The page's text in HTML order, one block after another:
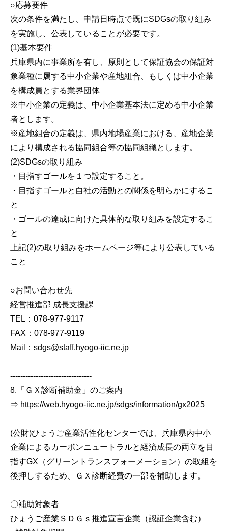
○応募要件
次の条件を満たし、申請日時点で既にSDGsの取り組み
を実施し、公表していることが必要です。
(1)基本要件
兵庫県内に事業所を有し、原則として保証協会の保証対
象業種に属する中小企業や産地組合、もしくは中小企業
を構成員とする業界団体
※中小企業の定義は、中小企業基本法に定める中小企業
者とします。
※産地組合の定義は、県内地場産業における、産地企業
により構成される協同組合等の協同組織とします。
(2)SDGsの取り組み
・目指すゴールを１つ設定すること。
・目指すゴールと自社の活動との関係を明らかにするこ
と
・ゴールの達成に向けた具体的な取り組みを設定するこ
と
上記(2)の取り組みをホームページ等により公表している
こと
○お問い合わせ先
経営推進部 成長支援課
TEL：078-977-9117
FAX：078-977-9119
Mail：sdgs@staff.hyogo-iic.ne.jp
--------------------------------
8.「ＧＸ診断補助金」のご案内
⇒ https://web.hyogo-iic.ne.jp/sdgs/information/gx2025
(公財)ひょうご産業活性化センターでは、兵庫県内中小
企業によるカーボンニュートラルと経済成長の両立を目
指すGX（グリーントランスフォーメーション）の取組を
後押しするため、ＧＸ診断経費の一部を補助します。
〇補助対象者
ひょうご産業ＳＤＧｓ推進宣言企業（認証企業含む）